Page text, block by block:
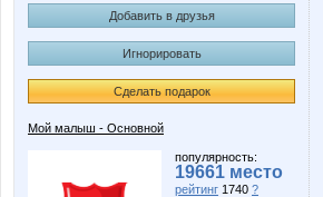
Добавить в друзья
Игнорировать
Сделать подарок
Мой малыш - Основной
популярность:
19661 место
рейтинг 1740 ?